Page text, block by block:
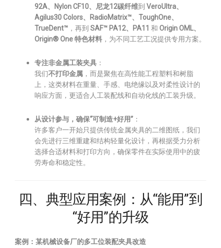
92A、Nylon CF10、尼龙12碳纤维到 VeroUltra、
Agilus30 Colors、RadioMatrix™、ToughOne、
TrueDent™ ，再到 SAF™ PA12、PA11 和 Origin OML、
Origin® One 特色材料 ，为不同工艺工况提供专用方案。
专注非金属工装夹具 ：
我们不打印金属 ，而是聚焦在高性能工程塑料和树脂
上，这类材料在重量、手感、电绝缘以及对柔性设计的
响应方面，更适合人工装配线和自动化线的工装升级。
从设计参与，确保“可制造+好用” ：
许多客户一开始只提供传统金属夹具的二维图纸，我们
会先进行三维重建和结构轻量化设计，再根据受力分析
选择合适材料和打印方向，确保零件在实际使用中的疲
劳寿命和稳定性。
四、典型应用案例：从“能用”到
“好用”的升级
案例：某机械设备厂的多工位装配夹具改造